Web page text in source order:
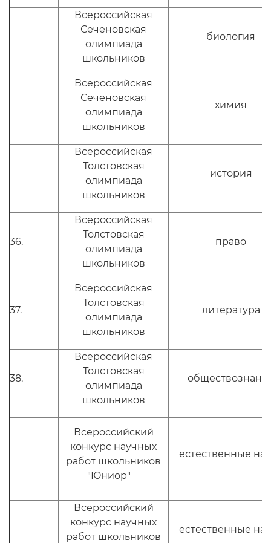
Всероссийская
Сеченовская
олимпиада
школьников
биология
Всероссийская
Сеченовская
олимпиада
школьников
химия
Всероссийская
Толстовская
олимпиада
школьников
история
36.
Всероссийская
Толстовская
олимпиада
школьников
право
37.
Всероссийская
Толстовская
олимпиада
школьников
литература
38.
Всероссийская
Толстовская
олимпиада
школьников
Всероссийский
конкурс научных
работ школьников
"Юниор"
естественные
Всероссийский
конкурс научных
работ школьников
естественные